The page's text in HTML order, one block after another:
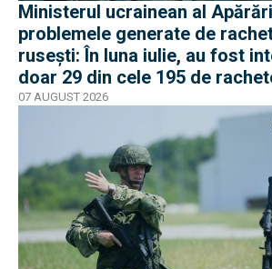
Ministerul ucrainean al
problemele generate de
rusești: În luna iulie, au fost
doar 29 din cele 195 de
armata rusă
07 AUGUST 2026